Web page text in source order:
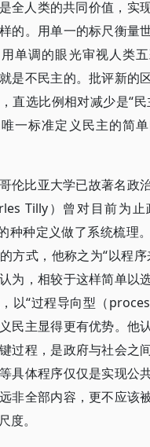
全人类的共同价值，实
的。用单一的标尺衡量
单调的眼光审视人类
是不民主的。批评新的
直选比例相对减少是“
一标准定义民主的简
伦比亚大学已故著名政
Tilly）曾对目前为
种种定义做了系统梳理
方式，他称之为“以程
为，相较于这样简单以
以“过程导向型（
民主显得更有优势。他
过程，是政府与社会之
具体程序仅仅是实现公
非全部内容，更不应该
度。